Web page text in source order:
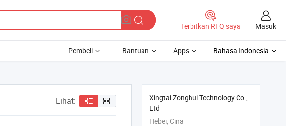
Terbitkan RFQ saya Masuk
Pembeli Bantuan Apps Bahasa Indonesia
Lihat:
Xingtai Zonghui Technology Co.,
Ltd
Hebei, Cina